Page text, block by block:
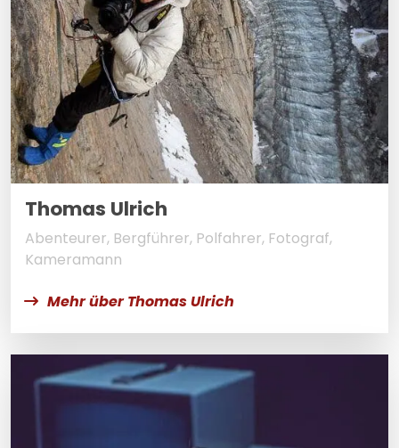
Thomas Ulrich
Abenteurer, Bergführer, Polfahrer, Fotograf,
Kameramann
Mehr über Thomas Ulrich